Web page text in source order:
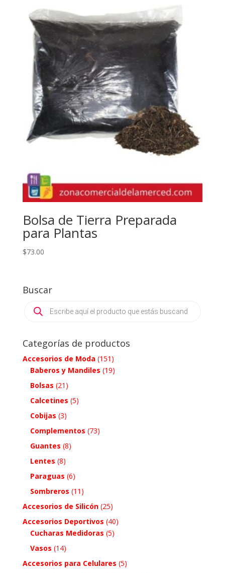
Bolsa de Tierra Preparada
para Plantas
$73.00
Buscar
search
Categorías de productos
Accesorios de Moda (151)
Baberos y Mandiles (19)
Bolsas (21)
Calcetines (5)
Cobijas (3)
Complementos (73)
Guantes (8)
Lentes (8)
Paraguas (6)
Sombreros (11)
Accesorios de Silicón (25)
Accesorios Deportivos (40)
Cucharas Medidoras (5)
Vasos (14)
Accesorios para Celulares (5)